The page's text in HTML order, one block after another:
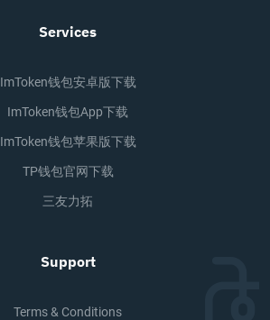
Services
ImToken钱包安卓版下载
ImToken钱包app下载
ImToken钱包苹果版下载
TP钱包官网下载
三友力拓
Support
Terms & Conditions